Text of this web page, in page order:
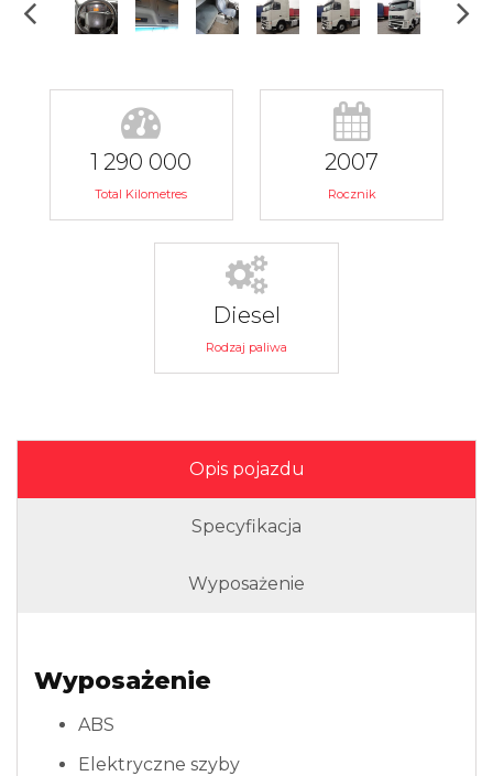
1 290 000
Total Kilometres
2007
Rocznik
Diesel
Rodzaj paliwa
Opis pojazdu
Specyfikacja
Wyposażenie
Wyposażenie
ABS
Elektryczne szyby